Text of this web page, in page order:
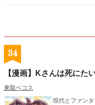
34
【漫画】Kさんは死にた
東龍ベコス
現代とファン